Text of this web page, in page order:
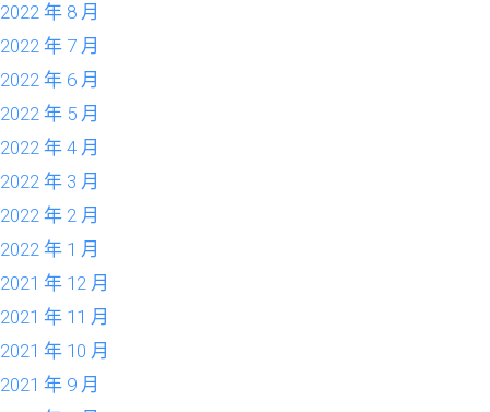
2022 年 8 月
2022 年 7 月
2022 年 6 月
2022 年 5 月
2022 年 4 月
2022 年 3 月
2022 年 2 月
2022 年 1 月
2021 年 12 月
2021 年 11 月
2021 年 10 月
2021 年 9 月